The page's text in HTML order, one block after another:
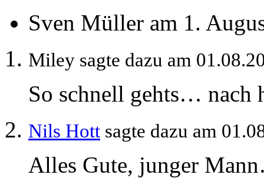
Sven Müller am 1.
Miley sagte dazu am
So schnell gehts… nach
Nils Hott sagte dazu am
Alles Gute, junger